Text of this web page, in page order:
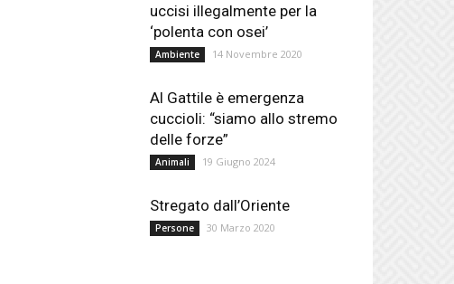
uccisi illegalmente per la
‘polenta con osei’
Ambiente 14 Novembre 2020
Al Gattile è emergenza
cuccioli: “siamo allo stremo
delle forze”
Animali 19 Giugno 2024
Stregato dall’Oriente
Persone 30 Marzo 2020